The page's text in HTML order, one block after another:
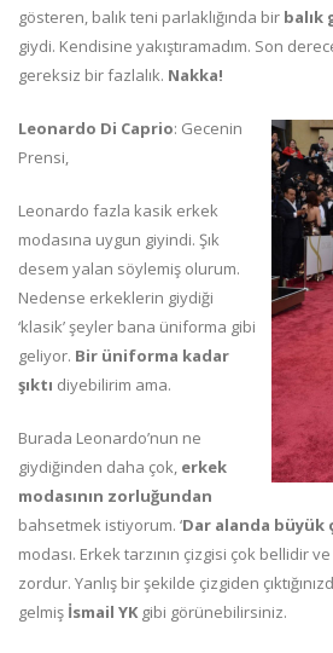
gösteren, balık teni parlaklığında bir balık
giydi. Kendisine yakıştıramadım. Son
gereksiz bir fazlalık. Nakka!
Leonardo Di Caprio: Gecenin
Prensi,
Leonardo fazla kasik erkek
modasına uygun giyindi. Şık
desem yalan söylemiş olurum.
Nedense erkeklerin giydiği
‘klasik’ şeyler bana üniforma gibi
geliyor. Bir üniforma kadar
şıktı diyebilirim ama.
Burada Leonardo’nun ne
giydiğinden daha çok, erkek
modasının zorluğundan
bahsetmek istiyorum. ‘Dar alanda büyük
modası. Erkek tarzının çizgisi çok bellidir
zordur. Yanlış bir şekilde çizgiden
gelmiş İsmail YK gibi görünebilirsiniz.